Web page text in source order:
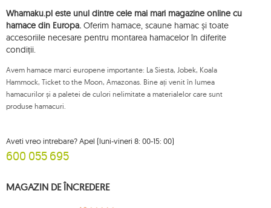
double 3
dream 5
easy + 1
eco-friendly hammock 1
fat
florencia
garden
Whamaku.pl este unul dintre cele mai mari magazine online cu
hamace din Europa. Oferim hamace, scaune hamac și toate
accesoriile necesare pentru montarea hamacelor în diferite
condiții.
Avem hamace marci europene importante: La Siesta, Jobek, Koala
Hammock, Ticket to the Moon, Amazonas. Bine ați venit în lumea
hamacurilor și a paletei de culori nelimitate a materialelor care sunt
produse hamacuri.
Aveti vreo intrebare? Apel (luni-vineri 8: 00-15: 00)
600 055 695
MAGAZIN DE ÎNCREDERE